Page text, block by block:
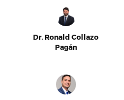
Dr. Ronald Collazo
Pagán